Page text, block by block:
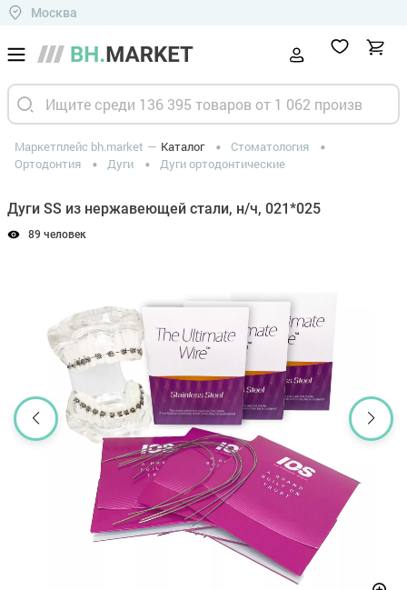
Москва
Маркетплейс bh.market Каталог
Стоматология
Ортодонтия
Дуги Дуги ортодонтические
Дуги SS из нержавеющей стали, н/ч, 021*025
89 человек